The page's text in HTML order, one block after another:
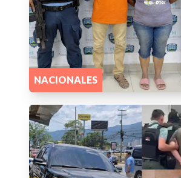
NACIONALES